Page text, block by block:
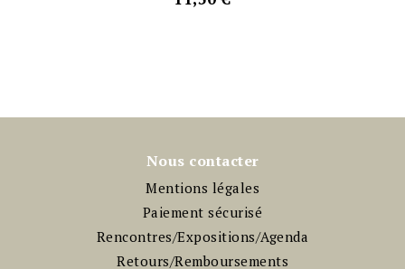
Nous contacter
Mentions légales
Paiement sécurisé
Rencontres/Expositions/Agenda
Retours/Remboursements